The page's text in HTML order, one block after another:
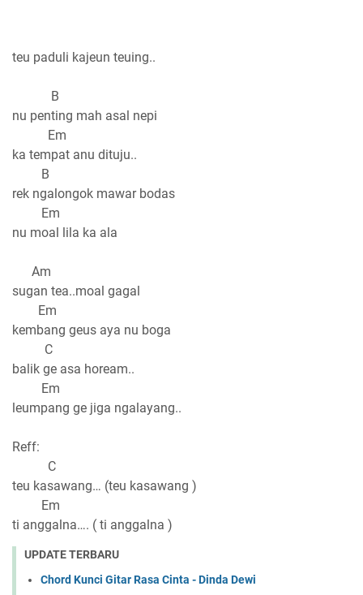
teu paduli kajeun teuing..
B
nu penting mah asal nepi
Em
ka tempat anu dituju..
B
rek ngalongok mawar bodas
Em
nu moal lila ka ala
Am
sugan tea..moal gagal
Em
kembang geus aya nu boga
C
balik ge asa hoream..
Em
leumpang ge jiga ngalayang..
Reff:
C
teu kasawang… (teu kasawang )
Em
ti anggalna…. ( ti anggalna )
UPDATE TERBARU
Chord Kunci Gitar Rasa Cinta - Dinda Dewi